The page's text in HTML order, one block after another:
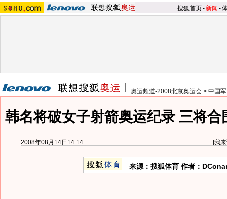
搜狐首页-新闻 -
奥运频道-2008北京奥运会 > 中国
韩名将破女子射箭奥运纪录 三将合
2008年08月14日14:14 [我
来源：搜狐体育 作者：